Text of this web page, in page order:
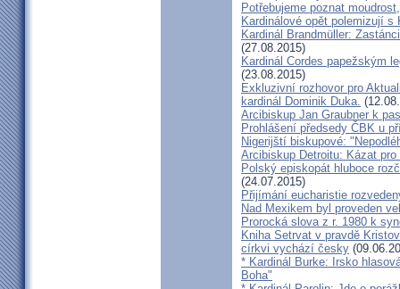
Potřebujeme poznat
Kardinálové opět polemizují
Kardinál Brandmüller:
(27.08.2015)
Kardinál Cordes papežským
(23.08.2015)
Exkluzivní rozhovor pro
kardinál Dominik Duka.
Arcibiskup Jan Graubner k
Prohlášení předsedy ČBK u
Nigerijští biskupové:
Arcibiskup Detroitu: Kázat
Polský episkopát hluboce
(24.07.2015)
Přijímání eucharistie
Nad Mexikem byl proveden
Prorocká slova z r. 1980 k
Kniha Setrvat v pravdě
církvi vychází česky
* Kardinál Burke: Irsko
Boha"